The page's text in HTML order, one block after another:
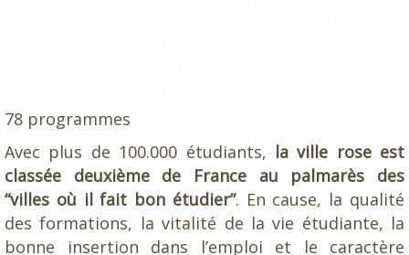
78 programmes
Avec plus de 100.000 étudiants, la ville rose est
classée deuxième de France au palmarès des
“villes où il fait bon étudier”. En cause, la qualité
des formations, la vitalité de la vie étudiante, la
bonne insertion dans l’emploi et le caractère